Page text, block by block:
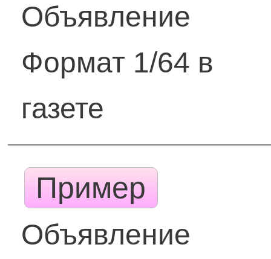
Объявление
Формат 1/64 в
газете
Пример
Объявление